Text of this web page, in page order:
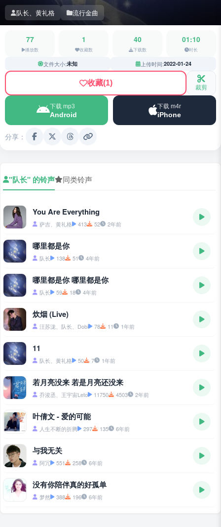
队长、黄礼格 流行金曲
77
播放数
1
收藏数
40
下载数
01:10
时长
文件大小:未知 上传时间:2022-01-24
收藏(1) 裁剪
下载 mp3
Android
下载 m4r
iPhone
分享：
"队长" 的铃声 同类铃声
You Are Everything
萨吉、黄礼格 413 52 2年前
哪里都是你
队长 138 51 4年前
哪里都是你 哪里都是你
队长 59 18 4年前
炊烟 (Live)
汪苏泷、队长、Dobi 78 11 1年前
11
队长、黄礼格 50 7 1年前
若月亮没来 若是月亮还没来
乔浚丞、王宇宙Leto 11750 4503 2年前
叶倩文 - 爱的可能
人生不断的折腾 297 135 6年前
与我无关
阿冗 551 258 6年前
没有你陪伴真的好孤单
梦然 388 196 6年前